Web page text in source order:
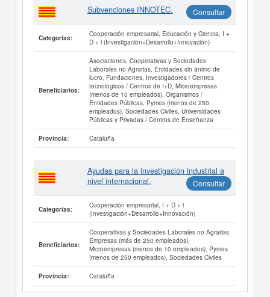
Subvenciones INNOTEC. Consultar
Categorías:
Cooperación empresarial, Educación y Ciencia, I +
D + i (Investigación+Desarrollo+Innovación)
Beneficiarios:
Asociaciones, Cooperativas y Sociedades
Laborales no Agrarias, Entidades sin ánimo de
lucro, Fundaciones, Investigadores / Centros
tecnológicos / Centros de I+D, Microempresas
(menos de 10 empleados), Organismos /
Entidades Públicas, Pymes (menos de 250
empleados), Sociedades Civiles, Universidades
Públicas y Privadas / Centros de Enseñanza
Provincia: Cataluña
Ayudas para la investigación industrial a
nivel internacional.
Consultar
Categorías:
Cooperación empresarial, I + D + i
(Investigación+Desarrollo+Innovación)
Beneficiarios:
Cooperativas y Sociedades Laborales no Agrarias,
Empresas (más de 250 empleados),
Microempresas (menos de 10 empleados), Pymes
(menos de 250 empleados), Sociedades Civiles
Provincia: Cataluña